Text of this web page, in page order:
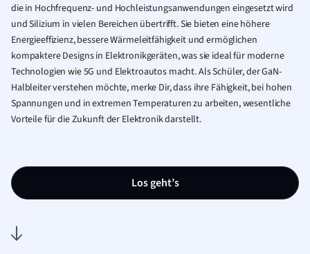
die in Hochfrequenz- und Hochleistungsanwendungen eingesetzt wird
und Silizium in vielen Bereichen übertrifft. Sie bieten eine höhere
Energieeffizienz, bessere Wärmeleitfähigkeit und ermöglichen
kompaktere Designs in Elektronikgeräten, was sie ideal für moderne
Technologien wie 5G und Elektroautos macht. Als Schüler, der GaN-
Halbleiter verstehen möchte, merke Dir, dass ihre Fähigkeit, bei hohen
Spannungen und in extremen Temperaturen zu arbeiten, wesentliche
Vorteile für die Zukunft der Elektronik darstellt.
Los geht’s